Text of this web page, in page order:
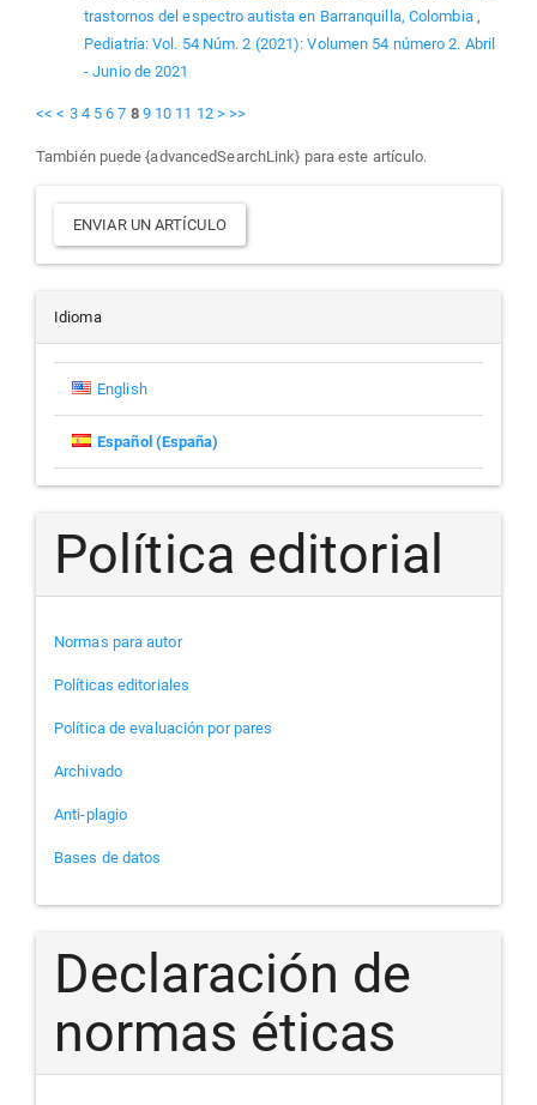
trastornos del espectro autista en Barranquilla, Colombia ,
Pediatría: Vol. 54 Núm. 2 (2021): Volumen 54 número 2. Abril
- Junio de 2021
<< < 3 4 5 6 7 8 9 10 11 12 > >>
También puede {advancedSearchLink} para este artículo.
Enviar
un
artículo
ENVIAR UN ARTÍCULO
Idioma
English
Español (España)
Política editorial
Normas para autor
Políticas editoriales
Política de evaluación por pares
Archivado
Anti-plagio
Bases de datos
Declaración de
normas éticas